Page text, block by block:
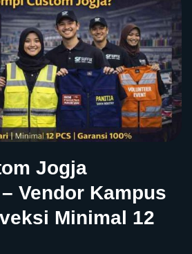
Jogja
Vendor Kampus
Minimal 12